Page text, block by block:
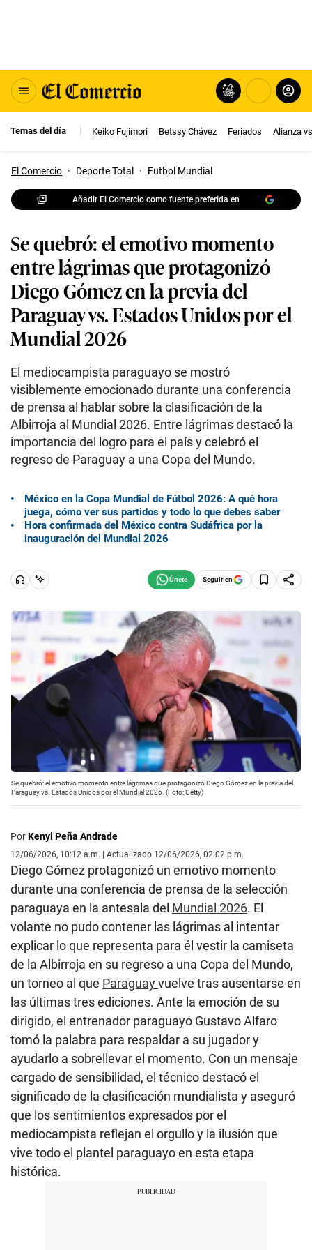
Temas del día Keiko Fujimori Betssy Chávez Feriados Alianza
El Comercio · Deporte Total · Futbol Mundial
Añadir El Comercio como fuente preferida en
Se quebró: el emotivo momento
entre lágrimas que protagonizó
Diego Gómez en la previa del
Paraguay vs. Estados Unidos por el
Mundial 2026
El mediocampista paraguayo se mostró
visiblemente emocionado durante una conferencia
de prensa al hablar sobre la clasificación de la
Albirroja al Mundial 2026. Entre lágrimas destacó la
importancia del logro para el país y celebró el
regreso de Paraguay a una Copa del Mundo.
México en la Copa Mundial de Fútbol 2026: A qué hora
juega, cómo ver sus partidos y todo lo que debes saber
Hora confirmada del México contra Sudáfrica por la
inauguración del Mundial 2026
Seguir en
Se quebró: el emotivo momento entre lágrimas que protagonizó Diego Gómez en la previa del
Paraguay vs. Estados Unidos por el Mundial 2026. (Foto: Getty)
PorKenyi Peña Andrade
12/06/2026, 10:12 a.m. | Actualizado 12/06/2026, 02:02 p.m.
Diego Gómez protagonizó un emotivo momento
durante una conferencia de prensa de la selección
paraguaya en la antesala del Mundial 2026. El
volante no pudo contener las lágrimas al intentar
explicar lo que representa para él vestir la camiseta
de la Albirroja en su regreso a una Copa del Mundo,
un torneo al que Paraguayvuelve tras ausentarse en
las últimas tres ediciones. Ante la emoción de su
dirigido, el entrenador paraguayo Gustavo Alfaro
tomó la palabra para respaldar a su jugador y
ayudarlo a sobrellevar el momento. Con un mensaje
cargado de sensibilidad, el técnico destacó el
significado de la clasificación mundialista y aseguró
que los sentimientos expresados por el
mediocampista reflejan el orgullo y la ilusión que
vive todo el plantel paraguayo en esta etapa
histórica.